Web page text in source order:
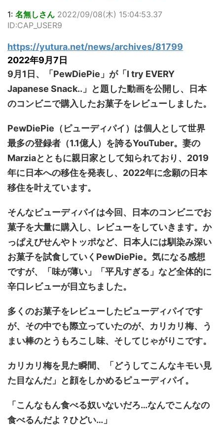
Powered by livedoor 相互
クシーニット姿の
カットから、笑顔
キュートなビキ
を引くランジェリ
ー姿のカットなど
盛りだくさんの内
容となっている。
http://www.rbbto
da ...
話題になり、早く
も再登場した。
が揺れた！！」と
せ…ほぼ'手ぶら'な
縄でロケを敢行。
をさせていただい
て8キロ（痩せ
た）。デビュー当
時の体重まで ...
1: 名無しさん 2022/09/08(木) 15:04:53.37
ID:CAP_USER9
https://yutura.net/news/archives/81799
2022年9月7日
9月1日、「PewDiePie」が「I try EVERY
Japanese Snack..」と題した動画を公開し、日本
のコンビニで購入したお菓子をレビューしました。
PewDiePie（ピューディパイ）は個人として世界
最多の登録者（1.1億人）を誇るYouTuber。妻の
Marziaとともに親日家として知られており、2019
年に日本への移住を発表し、2022年に念願の日本
移住を叶えています。
そんなピューディパイは今回、日本のコンビニでお
菓子を大量に購入し、レビューをしていきます。か
っぱえびせんやトッポなど、日本人には馴染み深い
お菓子を試食していくPewDiePie。気になる感想
ですが、「味が薄い」「平凡すぎる」など全体的に
辛口レビューが目立ちました。
多くのお菓子をレビューしたピューディパイです
が、その中でも際立っていたのが、カリカリ梅、う
まい棒のとうもろこし味、そしてじゃがりこです。
カリカリ梅を見た瞬間、「どうしてこんなキモい見
た目なんだ」と顔をしかめるピューディパイ。
「こんなもん食べる奴いないだろ…なんでこんなの
食べるんだよ？ひどい…」